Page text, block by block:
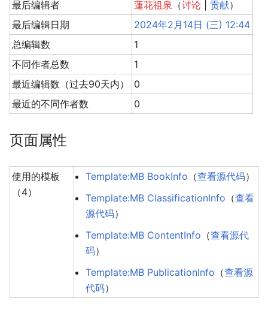
最后编辑者
蓮花祖泉 （讨论 |贡献）
最后编辑日期
2024年2月14日 (三) 12:44
总编辑数
1
不同作者总数
1
最近编辑数（过去90天内）
0
最近的不同作者数
0
页面属性
使用的模板
（4）
Template:MB BookInfo （查看源代码）
Template:MB ClassificationInfo （查看
源代码）
Template:MB ContentInfo （查看源代
码）
Template:MB PublicationInfo （查看源
代码）